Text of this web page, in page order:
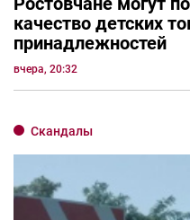
качество детских
принадлежностей
вчера, 20:32
Скандалы